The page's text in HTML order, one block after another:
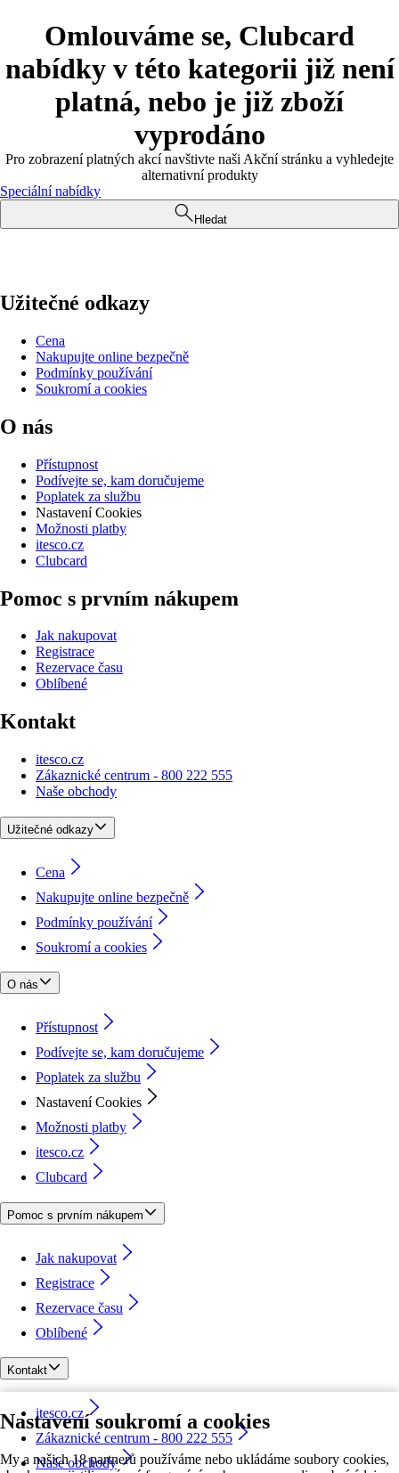
Nastavení soukromí a cookies
My a našich 18 partnerů používáme nebo ukládáme soubory cookies,
Omlouváme se, Clubcard
nabídky v této kategorii již není
platná, nebo je již zboží
vyprodáno
Pro zobrazení platných akcí navštivte naši Akční stránku a vyhledejte
alternativní produkty
Speciální nabídky
Hledat
Užitečné odkazy
Cena
Nakupujte online bezpečně
Podmínky používání
Soukromí a cookies
O nás
Přístupnost
Podívejte se, kam doručujeme
Poplatek za službu
Nastavení Cookies
Možnosti platby
itesco.cz
Clubcard
Pomoc s prvním nákupem
Jak nakupovat
Registrace
Rezervace času
Oblíbené
Kontakt
itesco.cz
Zákaznické centrum - 800 222 555
Naše obchody
Užitečné odkazy
Cena
Nakupujte online bezpečně
Podmínky používání
Soukromí a cookies
O nás
Přístupnost
Podívejte se, kam doručujeme
Poplatek za službu
Nastavení Cookies
Možnosti platby
itesco.cz
Clubcard
Pomoc s prvním nákupem
Jak nakupovat
Registrace
Rezervace času
Oblíbené
Kontakt
itesco.cz
Zákaznické centrum - 800 222 555
Naše obchody